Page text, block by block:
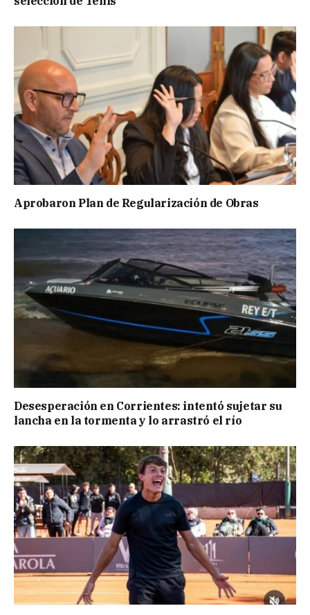
Aprobaron Plan de Regularización de Obras
Desesperación en Corrientes: intentó sujetar su
lancha en la tormenta y lo arrastró el río